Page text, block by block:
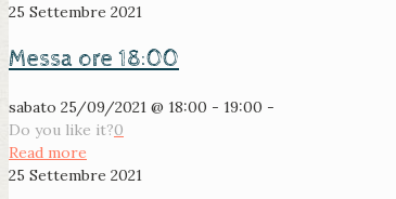
25 Settembre 2021
Messa ore 18:00
sabato 25/09/2021 @ 18:00 - 19:00 -
Do you like it?0
Read more
25 Settembre 2021